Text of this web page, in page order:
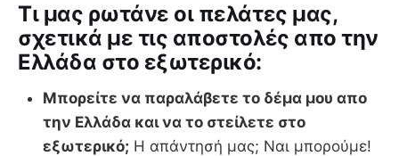
Tι μας ρωτάνε οι πελάτες μας,
σχετικά με τις αποστολές απο την
Ελλάδα στο εξωτερικό:
Μπορείτε να παραλάβετε το δέμα μου απο
την Ελλάδα και να το στείλετε στο
εξωτερικό; Η απάντησή μας; Ναι μπορούμε!